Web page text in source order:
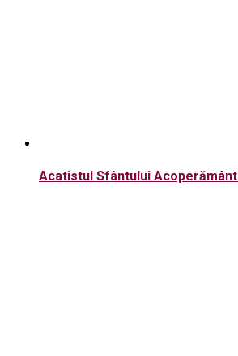
Acatistul Sfântului